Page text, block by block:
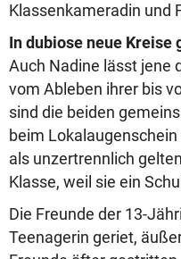
Klassenkameradin und
In dubiose neue Kreise
Auch Nadine lässt jene
vom Ableben ihrer bis
sind die beiden
beim
als unzertrennlich
Klasse, weil sie ein
Die Freunde der 13-
Teenagerin geriet,